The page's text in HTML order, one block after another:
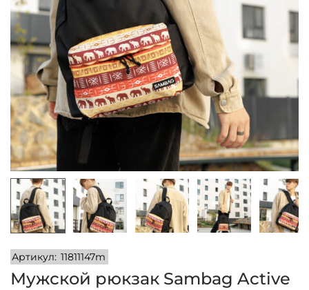
и
о
м
у
Артикул: 11811147m
Мужской рюкзак Sambag Active